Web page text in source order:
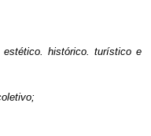
histórico. turístico e